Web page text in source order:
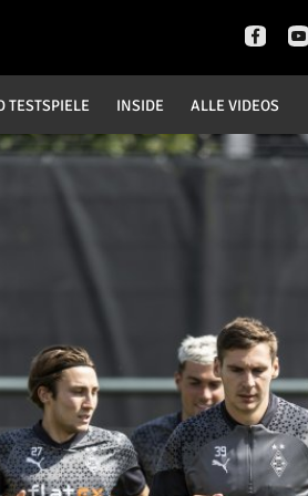
TESTSPIELE INSIDE ALLE VIDEOS
Pokal- und Testspiele